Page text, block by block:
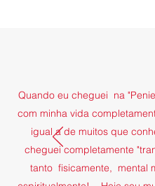
Quando eu cheguei na
com minha vida
igual a de muitos que
cheguei completamente
tanto fisicamente, mental